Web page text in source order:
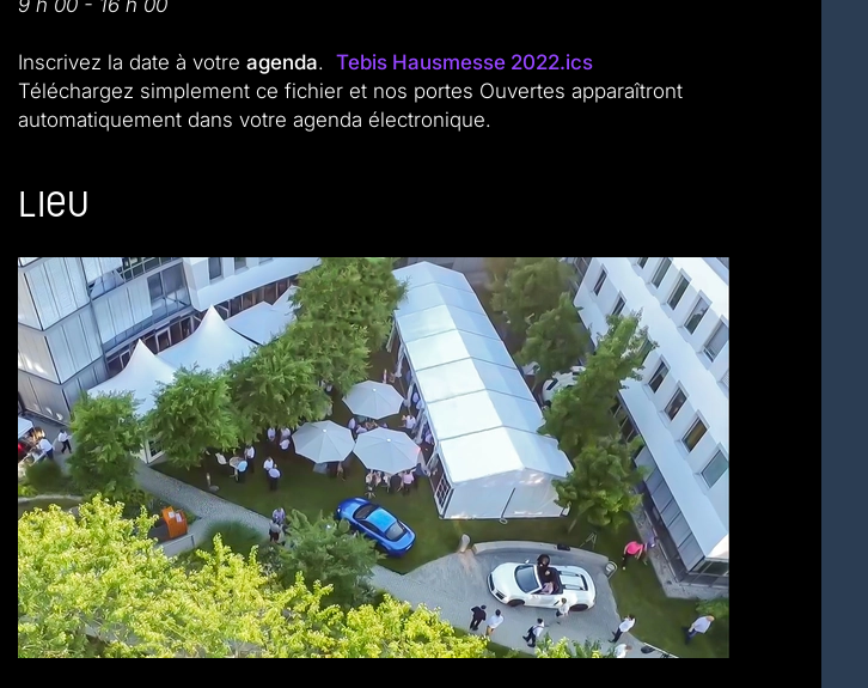
9 h 00 - 16 h 00
Inscrivez la date à votre agenda. Tebis Hausmesse 2022.ics
Téléchargez simplement ce fichier et nos portes Ouvertes apparaîtront
automatiquement dans votre agenda électronique.
Lieu